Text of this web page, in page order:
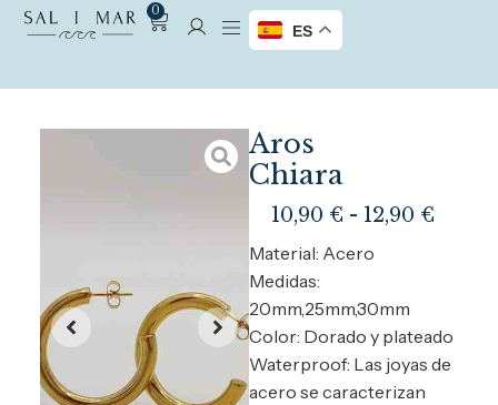
0
ES
Aros
Chiara
10,90 € - 12,90 €
Material: Acero
Medidas:
20mm,25mm,30mm
Color: Dorado y plateado
Waterproof: Las joyas de
acero se caracterizan